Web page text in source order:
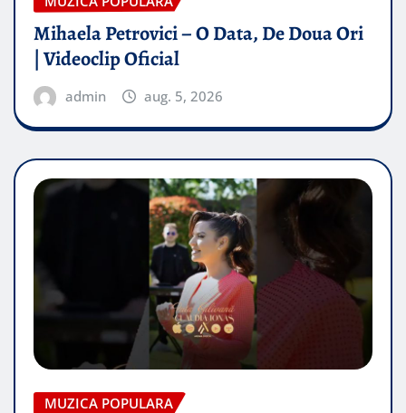
Mihaela Petrovici – O Data, De Doua Ori
| Videoclip Oficial
admin aug. 5, 2026
MUZICA POPULARA